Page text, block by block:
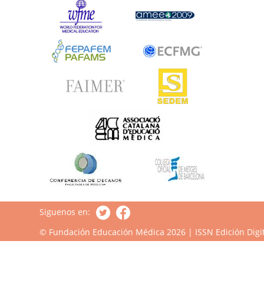
Siguenos en:
© Fundación Educación Médica 2026 | ISSN Edición